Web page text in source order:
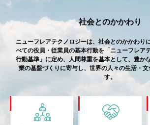
社会とのかかわり
ニューフレアテクノロジーは、社会とのかかわり
べての役員・従業員の基本行動を「ニューフレア
行動基準」に定め、人間尊重を基本として、豊か
業の基盤づくりに寄与し、世界の人々の生活・
す。